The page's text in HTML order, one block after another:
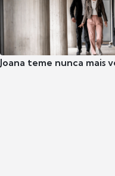
Joana teme nunca mais